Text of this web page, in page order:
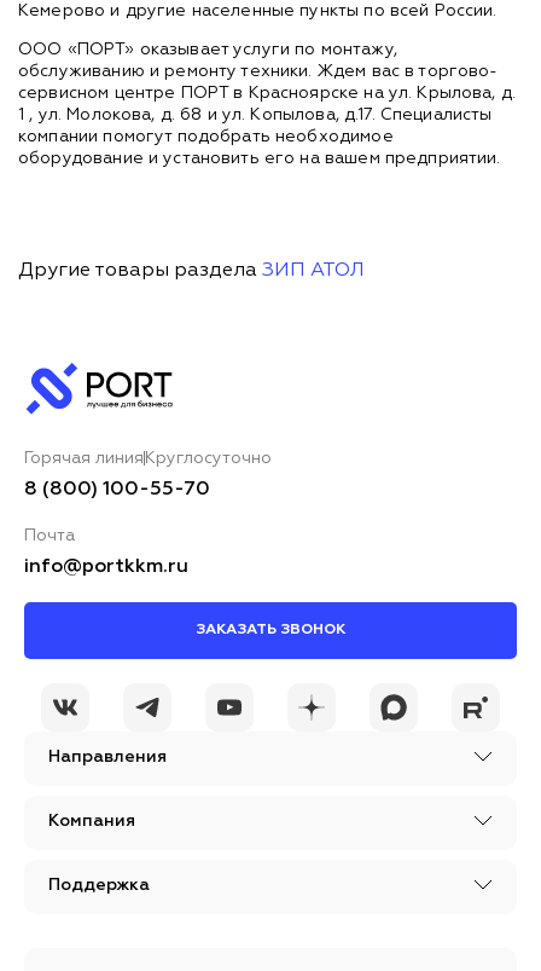
Кемерово и другие населенные пункты по всей России.
ООО «ПОРТ» оказывает услуги по монтажу,
обслуживанию и ремонту техники. Ждем вас в торгово-
сервисном центре ПОРТ в Красноярске на ул. Крылова, д.
1 , ул. Молокова, д. 68 и ул. Копылова, д.17. Специалисты
компании помогут подобрать необходимое
оборудование и установить его на вашем предприятии.
Другие товары раздела ЗИП АТОЛ
Направления
Компания
Поддержка
Горячая линия Круглосуточно
8 (800) 100-55-70
Почта
info@portkkm.ru
ЗАКАЗАТЬ ЗВОНОК